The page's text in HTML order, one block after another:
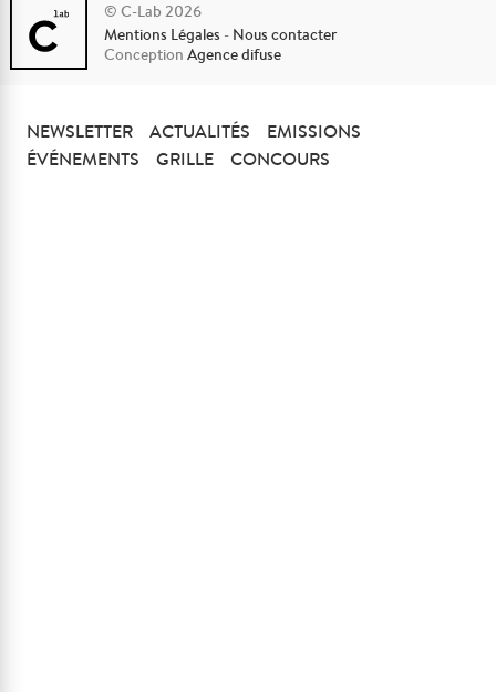
© C-Lab 2026
Mentions Légales - Nous contacter
ConceptionAgence difuse
NEWSLETTER ACTUALITÉS
EMISSIONS
ÉVÉNEMENTS
GRILLE CONCOURS